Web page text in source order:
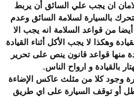
ان يجب علي السائق أن يربط
بالسيارة لسلامة السائق وعدم
من قواعد السلامة انه يجب الا
وهكذا لا يجب الأكل أثناء القيادة
منها قواعد قانون ينص على تحرير
بالقيادة و ارواح الناس.
وجود كلا من مثلث عاكس الإضاءة
أو توقف السيارة على اي طريق